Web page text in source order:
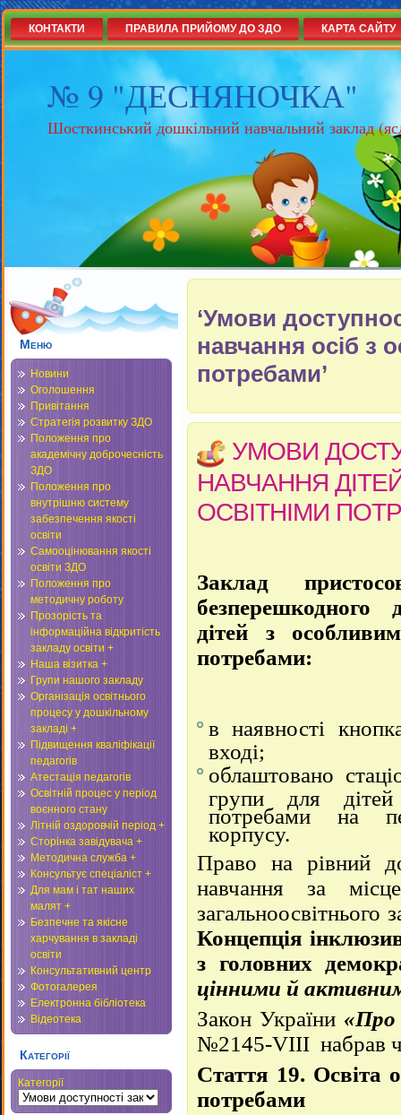
№ 9 "ДЕСНЯНОЧКА"
Шосткинський дошкільний навчальний заклад
КОНТАКТИ ПРАВИЛА ПРИЙОМУ ДО ЗДО КАРТА САЙТУ
Меню
Новини
Оголошення
Привітання
Стратегія розвитку ЗДО
Положення про
академічну доброчесність
ЗДО
Положення про
внутрішню систему
забезпечення якості
освіти
Самооцінювання якості
освіти ЗДО
Положення про
методичну роботу
Прозорість та
інформаційна відкритість
закладу освіти +
Наша візитка +
Групи нашого закладу
Організація освітнього
процесу у дошкільному
закладі +
Підвищення кваліфікації
педагогів
Атестація педагогів
Освітній процес у період
воєнного стану
Літній оздоровчій період +
Сторінка завідувача +
Методична служба +
Консультує спеціаліст +
Для мам і тат наших
малят +
Безпечне та якісне
харчування в закладі
освіти
Консультативний центр
Фотогалерея
Електронна бібліотека
Відеотека
Категорії
Категорії
‘Умови
навчання осіб з
потребами’
УМОВИ
НАВЧАННЯ
ОСВІТНІМИ
Заклад
безперешкодного
дітей з
потребами:
в наявності
вході;
облаштовано
групи для
потребами на
корпусу.
Право на рівний
навчання за
загальноосвітнього
Концепція
з головних
цінними й
Закон України «Про
№2145-VІІІ набрав
Стаття 19. Освіта
потребами